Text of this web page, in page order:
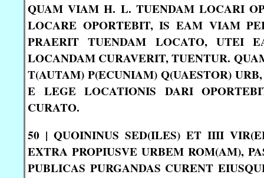
QUAM VIAM H. L. TUENDAM LOCARI
LOCARE OPORTEBIT, IS EAM VIAM
PRAERIT TUENDAM LOCATO, UTEI
LOCANDAM CURAVERIT, TUENTUR.
T(AUTAM) P(ECUNIAM) Q(UAESTOR)
E LEGE LOCATIONIS DARI
CURATO.
50 | QUOININUS SED(ILES) ET IIII
EXTRA PROPIUSVE URBEM ROM(AM),
PUBLICAS PURGANDAS CURENT